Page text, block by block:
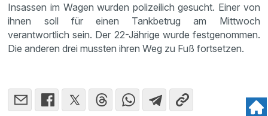
Insassen im Wagen wurden polizeilich gesucht. Einer von
ihnen soll für einen Tankbetrug am Mittwoch
verantwortlich sein. Der 22-Jährige wurde festgenommen.
Die anderen drei mussten ihren Weg zu Fuß fortsetzen.